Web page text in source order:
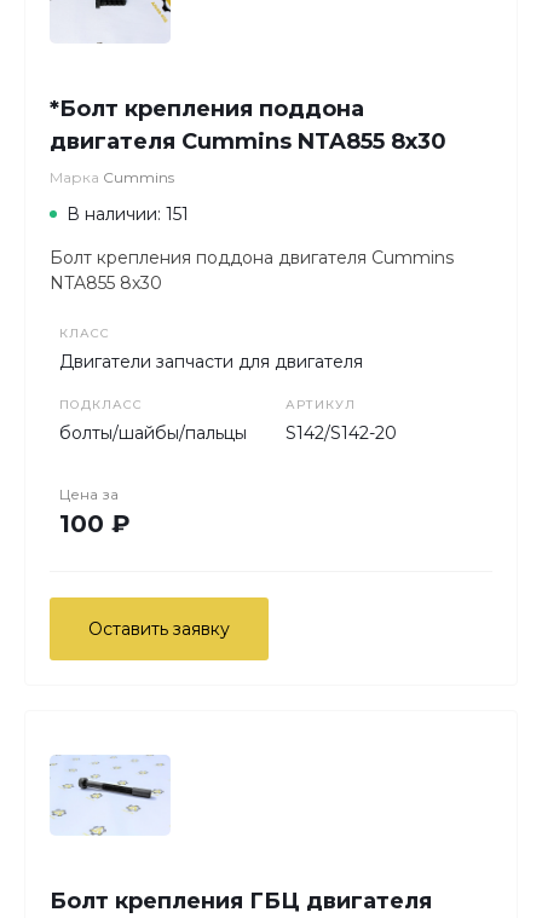
*Болт крепления поддона
двигателя Cummins NTA855 8х30
Марка Cummins
В наличии: 151
Болт крепления поддона двигателя Cummins
NTA855 8х30
КЛАСС
Двигатели запчасти для двигателя
ПОДКЛАСС
болты/шайбы/пальцы
АРТИКУЛ
S142/S142-20
Цена за
100 ₽
Оставить заявку
Болт крепления ГБЦ двигателя